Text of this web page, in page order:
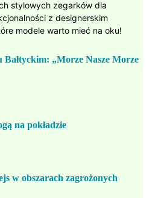
stylowych zegarków dla
z designerskim
modele warto mieć na oku!
„Morze Nasze Morze
na pokładzie
w obszarach zagrożonych